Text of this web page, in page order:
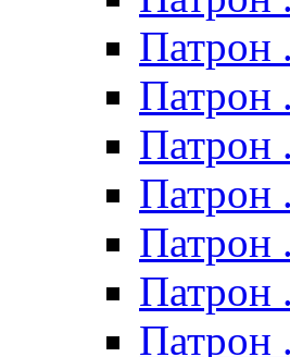
Патрон
Патрон
Патрон
Патрон
Патрон
Патрон
Патрон